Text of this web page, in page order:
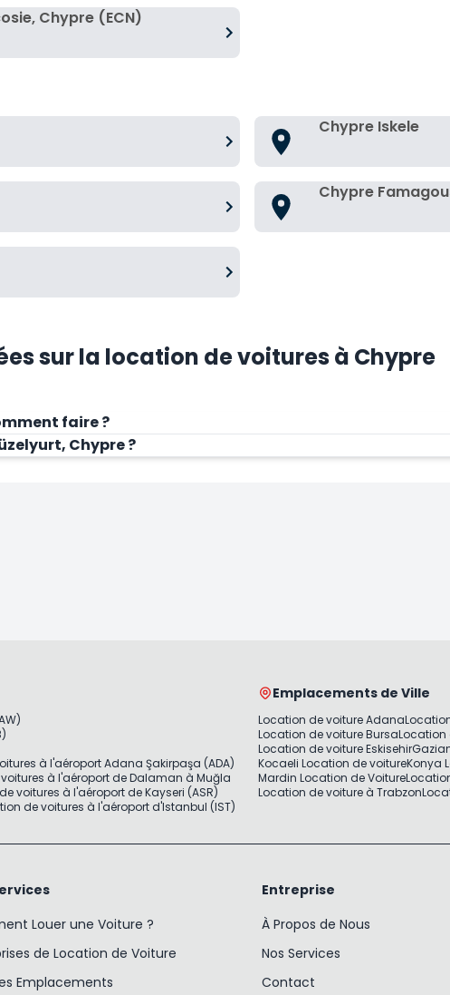
Chypre (ECN)
Chypre Iskele
Chypre
sur la location de voitures à Chypre
faire ?
Chypre ?
à l'aéroport Adana Şakirpaşa (ADA)
à l'aéroport de Dalaman à Muğla
voitures à l'aéroport de Kayseri (ASR)
de voitures à l'aéroport d'Istanbul (IST)
Emplacements de Ville
Location de voiture Adana
Location de voiture BursaLocation
Location de voiture Eskisehir
Kocaeli Location de voitureKonya
Mardin Location de Voiture
Location de voiture à Trabzon
Louer une Voiture ?
de Location de Voiture
Emplacements
Entreprise
À Propos de Nous
Nos Services
Contact